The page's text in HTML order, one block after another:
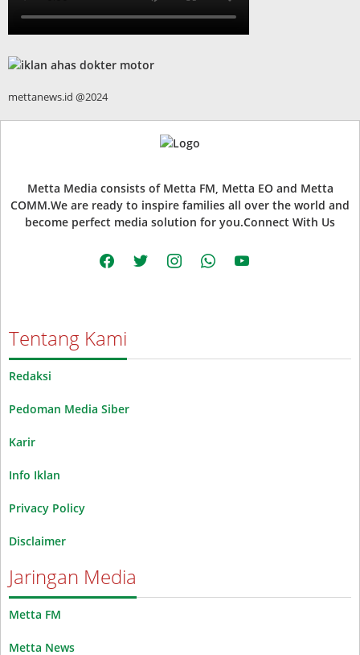
mettanews.id @2024
Metta Media consists of Metta FM, Metta EO and Metta
COMM.We are ready to inspire families all over the world and
become perfect media solution for you.Connect With Us
facebooktwitter instagramwhatsappyoutube
Tentang Kami
Redaksi
Pedoman Media Siber
Karir
Info Iklan
Privacy Policy
Disclaimer
Jaringan Media
Metta FM
Metta News